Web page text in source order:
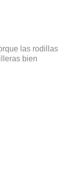
las rodillas
bien